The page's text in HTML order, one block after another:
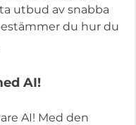
utbud av snabba
du hur du
AI!
AI! Med den